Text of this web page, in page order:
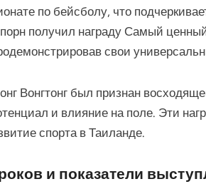
по бейсболу, что
получил награду Самый
свои
Вонгтонг был признан
и влияние на поле. Эти
спорта в Таиланде.
и показатели